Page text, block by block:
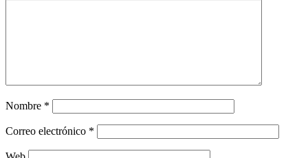
Nombre *
Correo electrónico *